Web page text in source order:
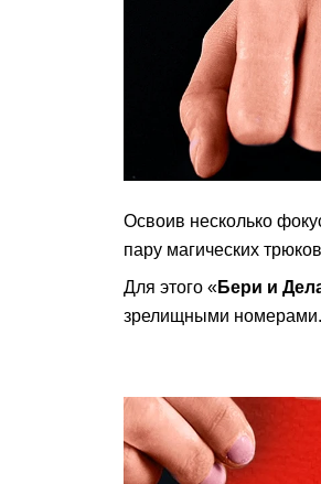
Освоив несколько
пару магических
Для этого «Бери и
зрелищными номерами.